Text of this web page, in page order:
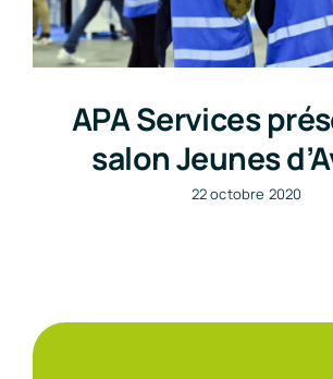
APA Services
salon Jeunes
22 octobre 2020